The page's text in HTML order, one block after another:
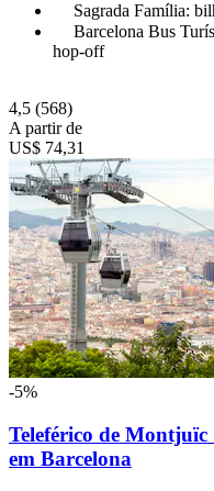
Sagrada Família:
Barcelona Bus
hop-off
4,5 (568)
A partir de
US$ 74,31
-5%
Teleférico de Montjuïc
em Barcelona